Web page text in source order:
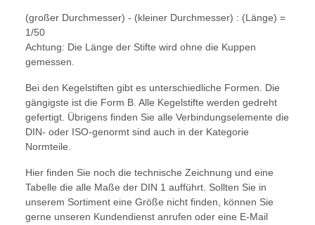
(großer Durchmesser) - (kleiner Durchmesser) : (Länge) =
1/50
Achtung: Die Länge der Stifte wird ohne die Kuppen
gemessen.
Bei den Kegelstiften gibt es unterschiedliche Formen. Die
gängigste ist die Form B. Alle Kegelstifte werden gedreht
gefertigt. Übrigens finden Sie alle Verbindungselemente die
DIN- oder ISO-genormt sind auch in der Kategorie
Normteile.
Hier finden Sie noch die technische Zeichnung und eine
Tabelle die alle Maße der DIN 1 aufführt. Sollten Sie in
unserem Sortiment eine Größe nicht finden, können Sie
gerne unseren Kundendienst anrufen oder eine E-Mail